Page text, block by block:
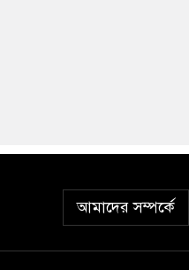
আমাদের সম্পর্কে